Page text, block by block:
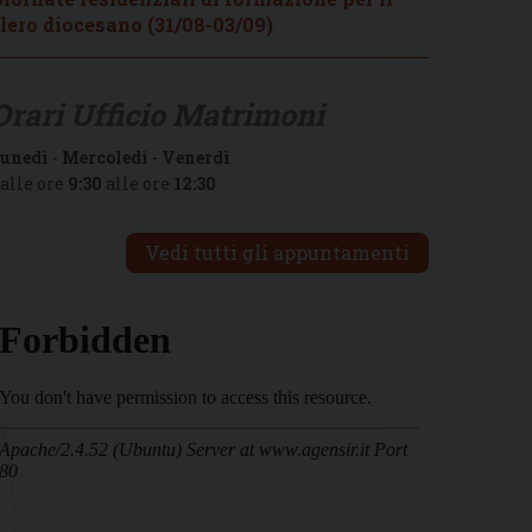
diocesano (31/08-03/09)
- Mercoledì - Venerdì
ore 9:30 alle ore 12:30
Vedi tutti gli appuntamenti